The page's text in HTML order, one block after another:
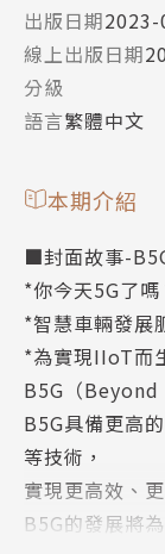
出版日期
線上出版日期
分級
語言繁體中文
本期介紹
■封面故事-
*你今天5G了嗎
*智慧車輛發展
​*為實現IIoT而
B5G（Beyond
B5G具備更高
等技術，
實現更高效、
B5G的發展將